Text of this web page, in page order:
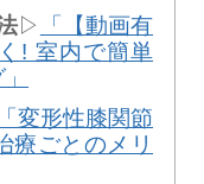
▷
「【動画有
! 室内で簡単
「変形性膝関節
療ごとのメリ